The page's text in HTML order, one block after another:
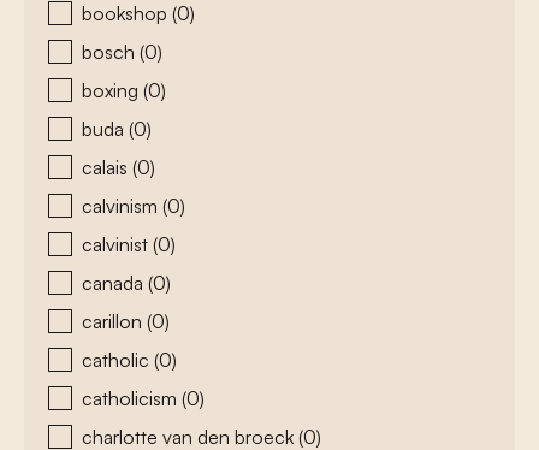
bookshop (0)
bosch (0)
boxing (0)
buda (0)
calais (0)
calvinism (0)
calvinist (0)
canada (0)
carillon (0)
catholic (0)
catholicism (0)
charlotte van den broeck (0)